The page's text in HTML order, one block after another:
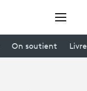
On soutient